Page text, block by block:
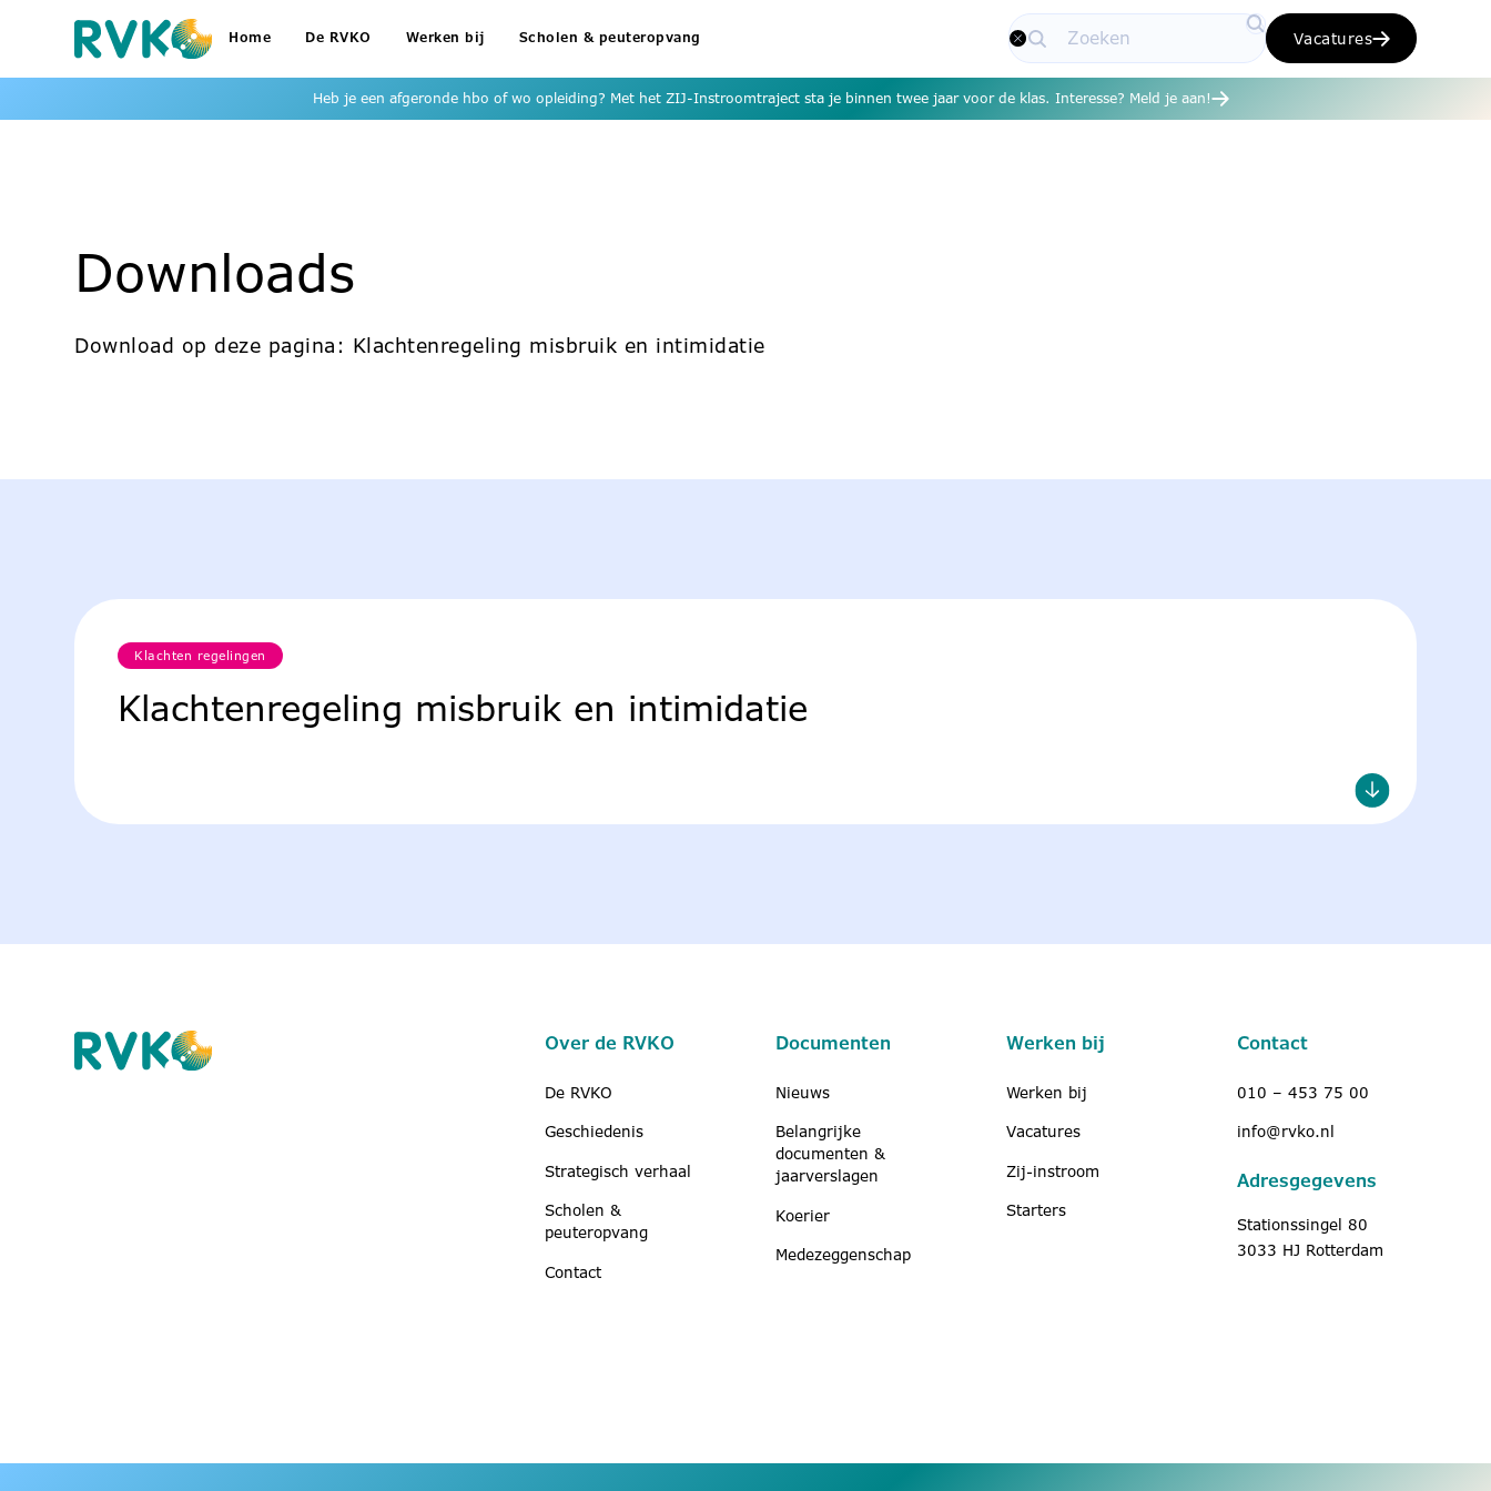
Home De RVKO Werken bij Scholen & peuteropvang Vacatures
Heb je een afgeronde hbo of wo opleiding? Met het ZIJ-Instroomtraject sta je binnen twee jaar voor de klas. Interesse? Meld je aan!
Downloads
Download op deze pagina: Klachtenregeling misbruik en intimidatie
Klachten regelingen
Klachtenregeling misbruik en intimidatie
Over de RVKO
De RVKO
Geschiedenis
Strategisch verhaal
Scholen &
peuteropvang
Contact
Documenten
Nieuws
Belangrijke
documenten &
jaarverslagen
Koerier
Medezeggenschap
Werken bij
Werken bij
Vacatures
Zij-instroom
Starters
Contact
010 – 453 75 00
info@rvko.nl
Adresgegevens
Stationssingel 80
3033 HJ Rotterdam